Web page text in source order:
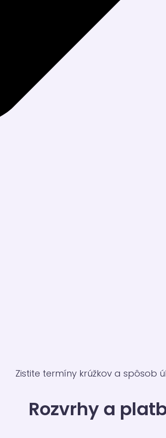
Zistite termíny krúžkov a spôsob
Rozvrhy a